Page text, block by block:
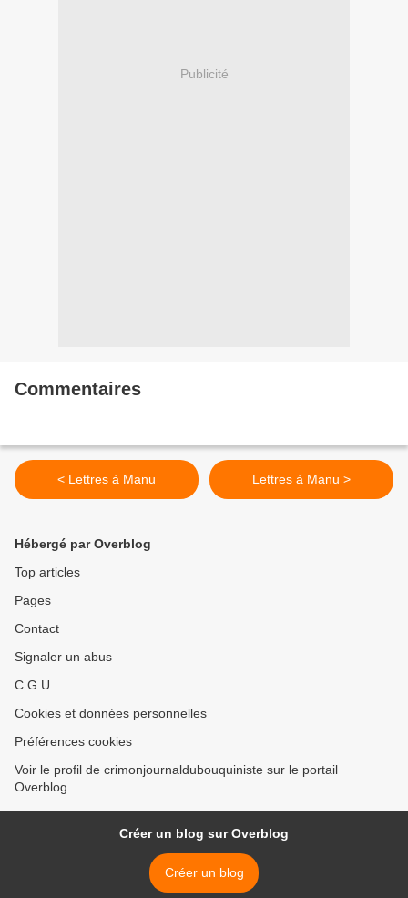
Publicité
Commentaires
< Lettres à Manu Lettres à Manu >
Hébergé par Overblog
Top articles
Pages
Contact
Signaler un abus
C.G.U.
Cookies et données personnelles
Préférences cookies
Voir le profil de crimonjournaldubouquiniste sur le portail
Overblog
Créer un blog sur Overblog
Créer un blog